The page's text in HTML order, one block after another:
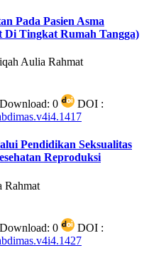
Pada Pasien Asma
Di Tingkat Rumah Tangga)
Aulia Rahmat
0
DOI :
Pendidikan Seksualitas
Reproduksi
Rahmat
0
DOI :